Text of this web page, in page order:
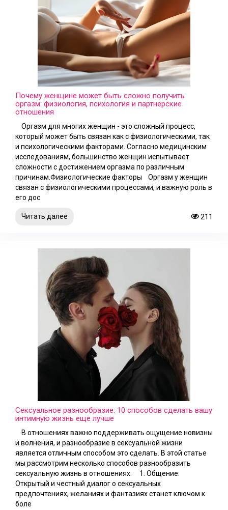
Почему женщине может быть сложно получить
оргазм: физиология, психология и партнерские
отношения
Оргазм для многих женщин - это сложный процесс,
который может быть связан как с физиологическими, так
и психологическими факторами. Согласно медицинским
исследованиям, большинство женщин испытывает
сложности с достижением оргазма по различным
причинам.Физиологические факторы Оргазм у женщин
связан с физиологическими процессами, и важную роль в
его дос
Читать далее 211
Сексуальное разнообразие: 10 способов сделать вашу
интимную жизнь еще лучше
В отношениях важно поддерживать ощущение новизны
и волнения, и разнообразие в сексуальной жизни
является отличным способом это сделать. В этой статье
мы рассмотрим несколько способов разнообразить
сексуальную жизнь в отношениях: 1. Общение:
Открытый и честный диалог о сексуальных
предпочтениях, желаниях и фантазиях станет ключом к
боле